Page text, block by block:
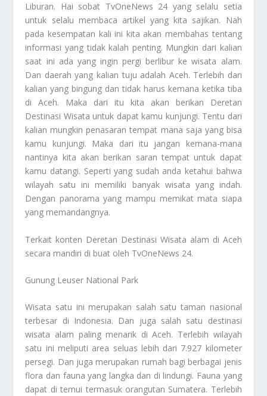
Liburan. Hai sobat TvOneNews 24 yang selalu setia
untuk selalu membaca artikel yang kita sajikan. Nah
pada kesempatan kali ini kita akan membahas tentang
informasi yang tidak kalah penting. Mungkin dari kalian
saat ini ada yang ingin pergi berlibur ke wisata alam.
Dan daerah yang kalian tuju adalah Aceh. Terlebih dari
kalian yang bingung dan tidak harus kemana ketika tiba
di Aceh. Maka dari itu kita akan berikan
Deretan
Destinasi Wisata untuk dapat kamu kunjungi. Tentu dari
kalian mungkin penasaran tempat mana saja yang bisa
kamu kunjungi. Maka dari itu jangan kemana-mana
nantinya kita akan berikan saran tempat untuk dapat
kamu datangi. Seperti yang sudah anda ketahui bahwa
wilayah satu ini memiliki banyak wisata yang indah.
Dengan panorama yang mampu memikat mata siapa
yang memandangnya.
Terkait konten Deretan Destinasi Wisata alam di Aceh
secara mandiri di buat oleh TvOneNews 24.
Gunung Leuser National Park
Wisata satu ini merupakan salah satu taman nasional
terbesar di Indonesia. Dan juga salah satu destinasi
wisata alam paling menarik di Aceh. Terlebih wilayah
satu ini meliputi area seluas lebih dari 7.927 kilometer
persegi. Dan juga merupakan rumah bagi berbagai jenis
flora dan fauna yang langka dan di lindungi. Fauna yang
dapat di temui termasuk orangutan Sumatera. Terlebih